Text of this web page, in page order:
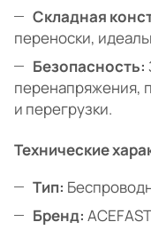
Складная
переноски,
Безопасность:
перенапряжения,
и перегрузки.
Технические
Тип:
Бренд: ACEFAST